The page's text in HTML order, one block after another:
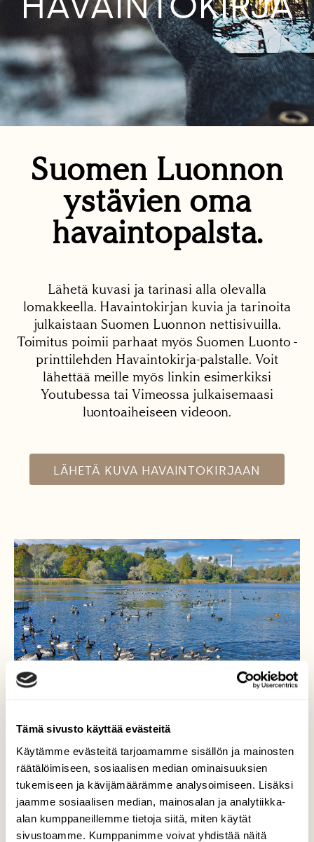
Tämä sivusto käyttää evästeitä
Käytämme evästeitä tarjoamamme sisällön ja mainosten
räätälöimiseen, sosiaalisen median ominaisuuksien
tukemiseen ja kävijämäärämme analysoimiseen. Lisäksi
jaamme sosiaalisen median, mainosalan ja analytiikka-
alan kumppaneillemme tietoja siitä, miten käytät
sivustoamme. Kumppanimme voivat yhdistää näitä
Suomen Luonnon
ystävien oma
havaintopalsta.
Lähetä kuvasi ja tarinasi alla olevalla
lomakkeella. Havaintokirjan kuvia ja tarinoita
julkaistaan Suomen Luonnon nettisivuilla.
Toimitus poimii parhaat myös Suomen Luonto -
printtilehden Havaintokirja-palstalle. Voit
lähettää meille myös linkin esimerkiksi
Youtubessa tai Vimeossa julkaisemaasi
luontoaiheiseen videoon.
LÄHETÄ KUVA HAVAINTOKIRJAAN
Muuton valmistelua
Valkoposkihanhet laskeutuivat veteen. Niitä
oli jo aika paljon. Lokakuussa on lähtö
etelään.